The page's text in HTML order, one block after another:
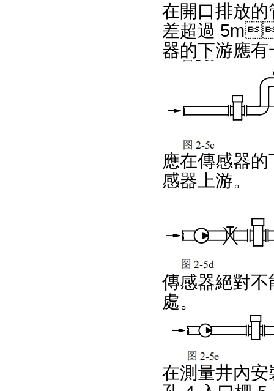
在開口排放的
差超過
器的下游應
應在傳感器的
感器上游。
傳感器絕對不
處。
在測量井內